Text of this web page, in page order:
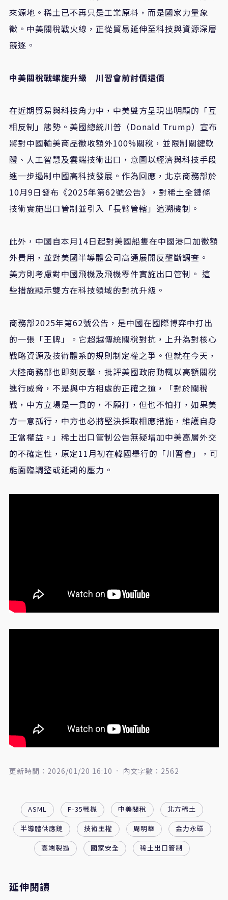
來源地。稀土已不再只是工業原料，而是國家力量象
徵。中美關稅戰火線，正從貿易延伸至科技與資源深層
競逐。
中美關稅戰螺旋升級 川習會前討價還價
在近期貿易與科技角力中，中美雙方呈現出明顯的「互
相反制」態勢。美國總統川普（Donald Trump）宣布
將對中國輸美商品徵收額外100%關稅，並限制關鍵軟
體、人工智慧及雲端技術出口，意圖以經濟與科技手段
進一步遏制中國高科技發展。作為回應，北京商務部於
10月9日發布《2025年第62號公告》，對稀土全鏈條
技術實施出口管制並引入「長臂管轄」追溯機制。
此外，中國自本月14日起對美國船隻在中國港口加徵額
外費用，並對美國半導體公司高通展開反壟斷調查。
美方則考慮對中國飛機及飛機零件實施出口管制。 這
些措施顯示雙方在科技領域的對抗升級。
商務部2025年第62號公告，是中國在國際博弈中打出
的一張「王牌」。它超越傳統關稅對抗，上升為對核心
戰略資源及技術體系的規則制定權之爭。但就在今天，
大陸商務部也即刻反擊，批評美國政府動輒以高額關稅
進行威脅，不是與中方相處的正確之道，「對於關稅
戰，中方立場是一貫的，不願打，但也不怕打，如果美
方一意孤行，中方也必將堅決採取相應措施，維護自身
正當權益。」稀土出口管制公告無疑增加中美高層外交
的不確定性，原定11月初在韓國舉行的「川習會」，可
能面臨調整或延期的壓力。
更新時間：2026/01/20 16:10 內文字數：2562
ASML F-35戰機 中美關稅
北方稀土
半導體供應鏈
技術主權 周明華
金力永磁
高端製造
國家安全 稀土出口管制
延伸閱讀